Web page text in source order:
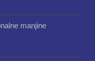
manjine